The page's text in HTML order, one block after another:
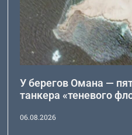
У берегов Омана —
танкера «теневого
06.08.2026